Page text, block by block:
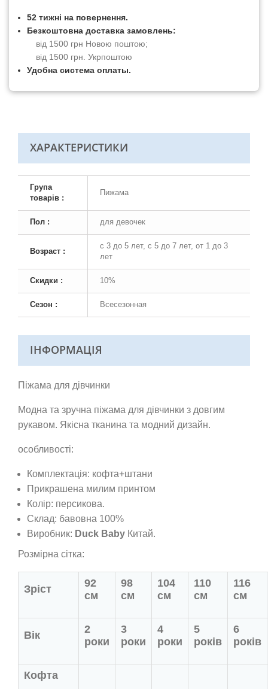
52 тижні на повернення.
Безкоштовна доставка замовлень:
від 1500 грн Новою поштою;
від 1500 грн. Укрпоштою
Удобна система оплаты.
ХАРАКТЕРИСТИКИ
Група
товарів :
Пижама
Пол : для девочек
Возраст :
с 3 до 5 лет, с 5 до 7 лет, от 1 до 3
лет
Скидки : 10%
Сезон : Всесезонная
ІНФОРМАЦІЯ
Піжама для дівчинки
Модна та зручна піжама для дівчинки з довгим
рукавом. Якісна тканина та модний дизайн.
особливості:
Комплектація: кофта+штани
Прикрашена милим принтом
Колір: персикова.
Склад: бавовна 100%
Виробник: Duck Baby Китай.
Розмірна сітка:
Зріст
92
см
98
см
104
см
110
см
116
см
Вік
2
роки
3
роки
4
роки
5
років
6
років
Кофта